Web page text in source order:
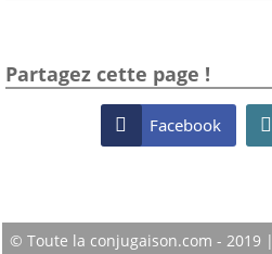
Partagez cette page !
 Facebook 
© Toute la conjugaison.com - 2019 |